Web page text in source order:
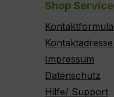
Shop Service
Impressum
Datenschutz
Hilfe/ Support